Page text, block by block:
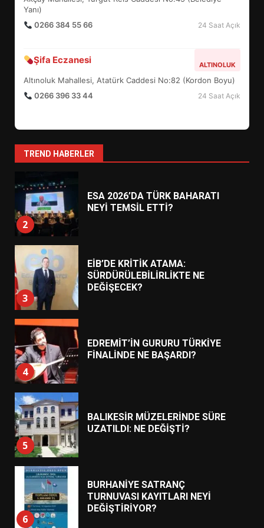
Yanı)
0266 384 55 66
24 Saat Açık
Şifa Eczanesi ALTINOLUK
Altınoluk Mahallesi, Atatürk Caddesi No:82 (Kordon Boyu)
0266 396 33 44
24 Saat Açık
TREND HABERLER
6
7
YENİ YÖNETİM NASIL
ŞEKİLLENDİ?
1
HAREKETE GEÇİYOR: GÖZLER
2
ESA 2026’DA TÜRK BAHARATI
NEYİ TEMSİL ETTİ?
3
EİB’DE KRİTİK ATAMA:
SÜRDÜRÜLEBİLİRLİKTE NE
DEĞİŞECEK?
4
EDREMİT’İN GURURU TÜRKİYE
FİNALİNDE NE BAŞARDI?
5
BALIKESİR MÜZELERİNDE SÜRE
UZATILDI: NE DEĞİŞTİ?
6
BURHANİYE SATRANÇ
TURNUVASI KAYITLARI NEYİ
DEĞİŞTİRİYOR?